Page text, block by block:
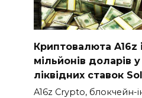
Криптовалюта A16z
мільйонів доларів
ліквідних ставок
A16z Crypto, блокчейн-